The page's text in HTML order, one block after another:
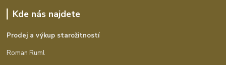
Kde nás najdete
Prodej a výkup starožitností
Roman Ruml